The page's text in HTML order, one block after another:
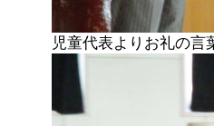
児童代表よりお礼の